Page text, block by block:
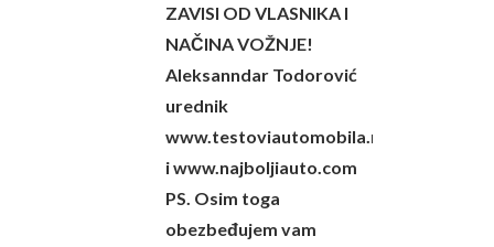
ZAVISI OD VLASNIKA I
NAČINA VOŽNJE!
Aleksanndar Todorović
urednik
www.testoviautomobila.rs
i www.najboljiauto.com
PS. Osim toga
obezbeđujem vam